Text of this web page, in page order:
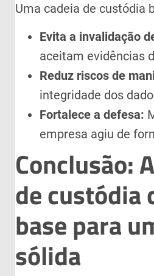
Uma cadeia de custódia
Evita a invalidação
aceitam evidências
Reduz riscos de
integridade dos
Fortalece a defesa:
empresa agiu de
Conclusão:
de custódia
base para
sólida